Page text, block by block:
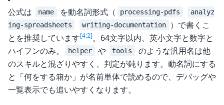
公式は name を動名詞形式（ processing-pdfs
analyz
ing-spreadsheets
writing-documentation
）で書くこ
とを推奨しています[4:2]。64文字以内、英小文字と数字と
ハイフンのみ。
helper や tools
のような汎用名は他
のスキルと混ざりやすく、判定が鈍ります。動名詞にする
と「何をする箱か」が名前単体で読めるので、デバッグや
一覧表示でも追いやすくなります。